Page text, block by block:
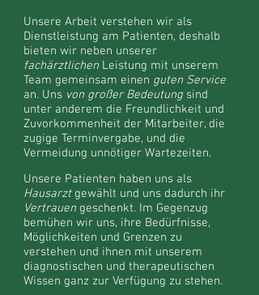
Unsere Arbeit verstehen wir als
Dienstleistung am Patienten, deshalb
bieten wir neben unserer
fachärztlichen Leistung mit unserem
Team gemeinsam einen guten Service
an. Uns von großer Bedeutung sind
unter anderem die Freundlichkeit und
Zuvorkommenheit der Mitarbeiter, die
zugige Terminvergabe, und die
Vermeidung unnötiger Wartezeiten.
Unsere Patienten haben uns als
Hausarzt gewählt und uns dadurch ihr
Vertrauen geschenkt. Im Gegenzug
bemühen wir uns, ihre Bedürfnisse,
Möglichkeiten und Grenzen zu
verstehen und ihnen mit unserem
diagnostischen und therapeutischen
Wissen ganz zur Verfügung zu stehen.